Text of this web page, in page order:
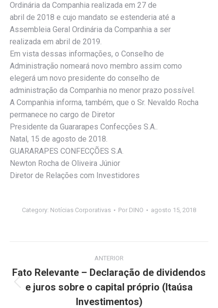
Ordinária da Companhia realizada em 27 de
abril de 2018 e cujo mandato se estenderia até a
Assembleia Geral Ordinária da Companhia a ser
realizada em abril de 2019.
Em vista dessas informações, o Conselho de
Administração nomeará novo membro assim como
elegerá um novo presidente do conselho de
administração da Companhia no menor prazo possível.
A Companhia informa, também, que o Sr. Nevaldo Rocha
permanece no cargo de Diretor
Presidente da Guararapes Confecções S.A..
Natal, 15 de agosto de 2018.
GUARARAPES CONFECÇÕES S.A.
Newton Rocha de Oliveira Júnior
Diretor de Relações com Investidores
Category: Notícias Corporativas Por DINO agosto 15, 2018
de
post:
ANTERIOR
Post
anterior:
Fato Relevante – Declaração de dividendos
e juros sobre o capital próprio (Itaúsa
Investimentos)